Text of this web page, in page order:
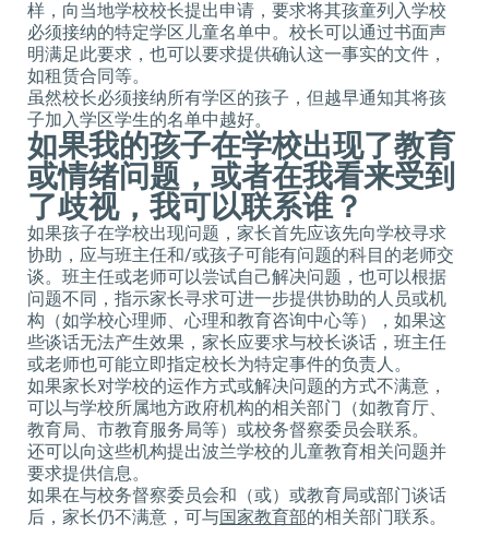
样，向当地学校校长提出申请，要求将其孩童列入学校
必须接纳的特定学区儿童名单中。校长可以通过书面声
明满足此要求，也可以要求提供确认这一事实的文件，
如租赁合同等。
虽然校长必须接纳所有学区的孩子，但越早通知其将孩
子加入学区学生的名单中越好。
如果我的孩子在学校出现了教育
或情绪问题，或者在我看来受到
了歧视，我可以联系谁？
如果孩子在学校出现问题，家长首先应该先向学校寻求
协助，应与班主任和/或孩子可能有问题的科目的老师交
谈。班主任或老师可以尝试自己解决问题，也可以根据
问题不同，指示家长寻求可进一步提供协助的人员或机
构（如学校心理师、心理和教育咨询中心等），如果这
些谈话无法产生效果，家长应要求与校长谈话，班主任
或老师也可能立即指定校长为特定事件的负责人。
如果家长对学校的运作方式或解决问题的方式不满意，
可以与学校所属地方政府机构的相关部门（如教育厅、
教育局、市教育服务局等）或校务督察委员会联系。
还可以向这些机构提出波兰学校的儿童教育相关问题并
要求提供信息。
如果在与校务督察委员会和（或）或教育局或部门谈话
后，家长仍不满意，可与国家教育部的相关部门联系。